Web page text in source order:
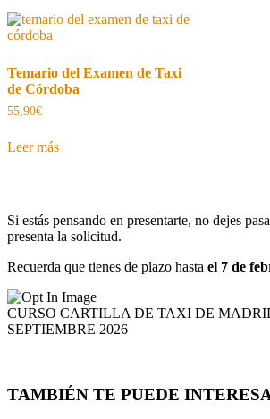
Temario del Examen de Taxi
de Córdoba
55,90€
Leer más
Si estás pensando en presentarte, no dejes
presenta la solicitud.
Recuerda que tienes de plazo hasta el 7 de
CURSO CARTILLA DE TAXI DE
SEPTIEMBRE 2026
TAMBIÉN TE PUEDE